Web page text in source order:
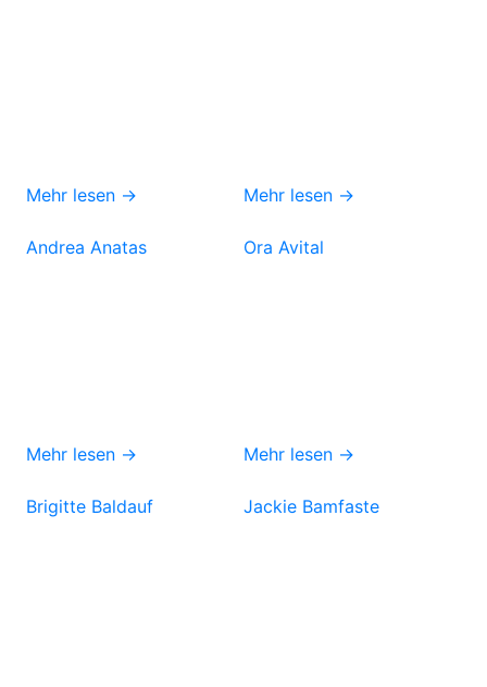
Mehr lesen → Mehr lesen →
Andrea Anatas
Mehr lesen →
Ora Avital
Mehr lesen →
Brigitte Baldauf Jackie Bamfaste